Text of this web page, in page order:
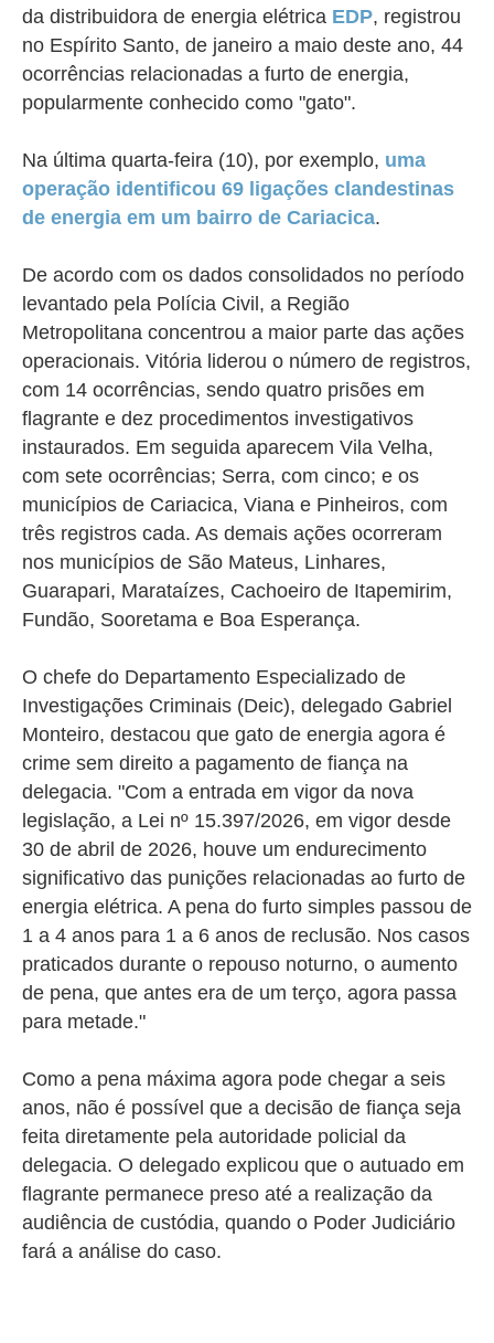
da distribuidora de energia elétrica EDP, registrou
no Espírito Santo, de janeiro a maio deste ano, 44
ocorrências relacionadas a furto de energia,
popularmente conhecido como "gato".
Na última quarta-feira (10), por exemplo, uma
operação identificou 69 ligações clandestinas
de energia em um bairro de Cariacica.
De acordo com os dados consolidados no período
levantado pela Polícia Civil, a Região
Metropolitana concentrou a maior parte das ações
operacionais. Vitória liderou o número de registros,
com 14 ocorrências, sendo quatro prisões em
flagrante e dez procedimentos investigativos
instaurados. Em seguida aparecem Vila Velha,
com sete ocorrências; Serra, com cinco; e os
municípios de Cariacica, Viana e Pinheiros, com
três registros cada. As demais ações ocorreram
nos municípios de São Mateus, Linhares,
Guarapari, Marataízes, Cachoeiro de Itapemirim,
Fundão, Sooretama e Boa Esperança.
O chefe do Departamento Especializado de
Investigações Criminais (Deic), delegado Gabriel
Monteiro, destacou que gato de energia agora é
crime sem direito a pagamento de fiança na
delegacia. "Com a entrada em vigor da nova
legislação, a Lei nº 15.397/2026, em vigor desde
30 de abril de 2026, houve um endurecimento
significativo das punições relacionadas ao furto de
energia elétrica. A pena do furto simples passou de
1 a 4 anos para 1 a 6 anos de reclusão. Nos casos
praticados durante o repouso noturno, o aumento
de pena, que antes era de um terço, agora passa
para metade."
Como a pena máxima agora pode chegar a seis
anos, não é possível que a decisão de fiança seja
feita diretamente pela autoridade policial da
delegacia. O delegado explicou que o autuado em
flagrante permanece preso até a realização da
audiência de custódia, quando o Poder Judiciário
fará a análise do caso.